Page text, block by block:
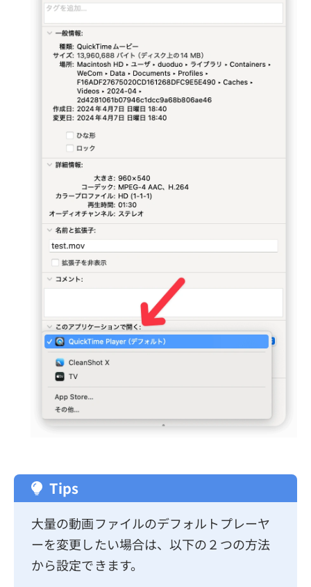
Tips
大量の動画ファイルのデフォルトプレーヤ
ーを変更したい場合は、以下の２つの方法
から設定できます。